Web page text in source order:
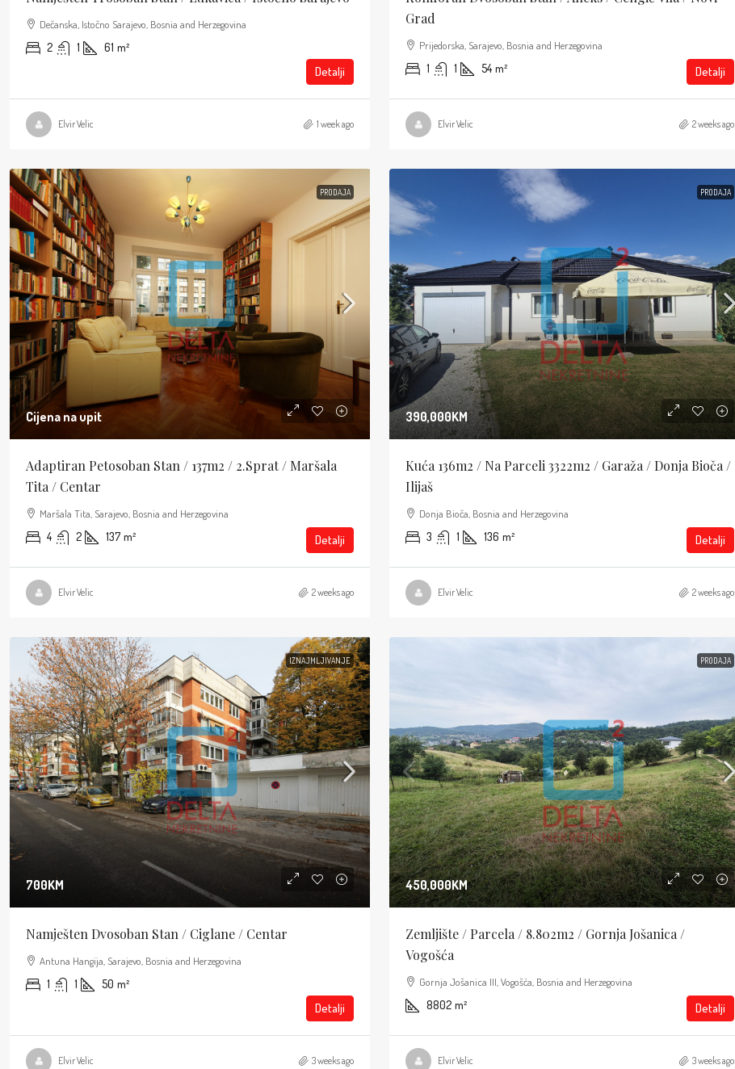
Dečanska, Istočno Sarajevo, Bosnia and Herzegovina
2 1 61 m²
Detalji
Elvir Velic 1 week ago
Grad
Prijedorska, Sarajevo, Bosnia and Herzegovina
1 1 54 m² Detalji
Elvir Velic 2 weeks ago
PRODAJA
Cijena na upit
Adaptiran Petosoban Stan / 137m2 / 2.sprat / Maršala
Tita / Centar
Maršala Tita, Sarajevo, Bosnia and Herzegovina
4 2 137 m² Detalji
Elvir Velic 2 weeks ago
PRODAJA
390,000KM
Kuća 136m2 / Na Parceli 3322m2 / Garaža / Donja Bioča /
Ilijaš
Donja Bioča, Bosnia and Herzegovina
3 1 136 m² Detalji
Elvir Velic 2 weeks ago
IZNAJMLJIVANJE
700KM
Namješten Dvosoban Stan / Ciglane / Centar
Antuna Hangija, Sarajevo, Bosnia and Herzegovina
1 1 50 m²
Detalji
Elvir Velic 3 weeks ago
PRODAJA
450,000KM
Zemljište / Parcela / 8.802m2 / Gornja Jošanica /
Vogošća
Gornja Jošanica III, Vogošća, Bosnia and Herzegovina
8802 m² Detalji
Elvir Velic 3 weeks ago